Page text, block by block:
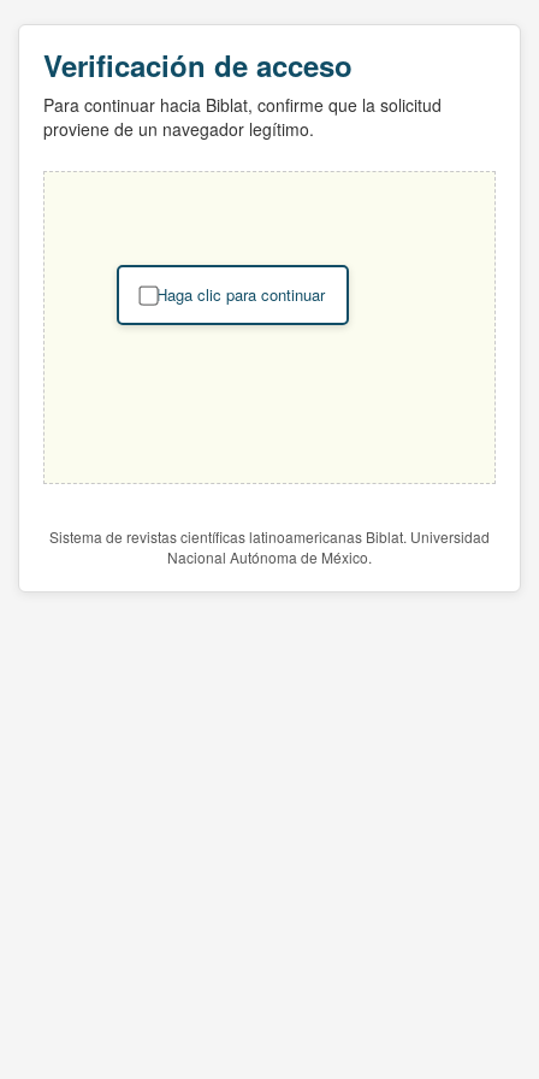
Verificación de acceso
Para continuar hacia Biblat, confirme que la solicitud
proviene de un navegador legítimo.
Haga clic para continuar
Sistema de revistas científicas latinoamericanas Biblat. Universidad
Nacional Autónoma de México.